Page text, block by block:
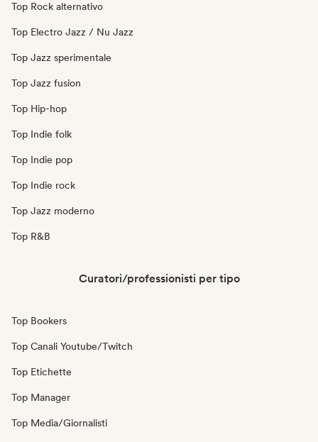
Top Rock alternativo
Top Electro Jazz / Nu Jazz
Top Jazz sperimentale
Top Jazz fusion
Top Hip-hop
Top Indie folk
Top Indie pop
Top Indie rock
Top Jazz moderno
Top R&B
Curatori/professionisti per tipo
Top Bookers
Top Canali Youtube/Twitch
Top Etichette
Top Manager
Top Media/Giornalisti